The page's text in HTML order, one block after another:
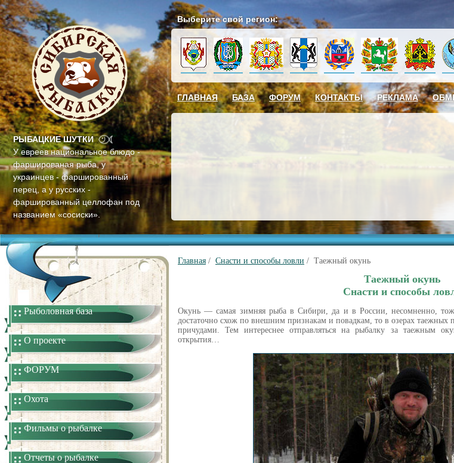
РЫБАЦКИЕ ШУТКИ
У евреев национальное блюдо -
фаршированая рыба, у
украинцев - фаршированный
перец, а у русских -
фаршированный целлофан под
названием «сосиски».
Выберите свой регион:
ГЛАВНАЯ БАЗА ФОРУМ КОНТАКТЫ РЕКЛАМА
Рыболовная база
О проекте
ФОРУМ
Охота
Фильмы о рыбалке
Отчеты о рыбалке
Главная / Снасти и способы ловли / Таежный окунь
Таежный окунь
Снасти и способы
Окунь — самая зимняя рыба в Сибири, да и в России, несомненно,
достаточно схож по внешним признакам и повадкам, то в озерах
причудами. Тем интереснее отправляться на рыбалку за таежным
открытия…